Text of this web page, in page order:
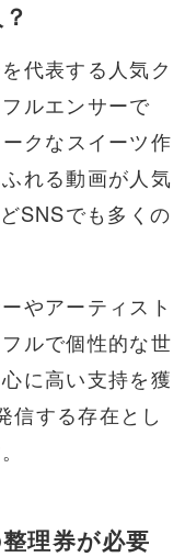
代表する人気ク
ルエンサーで
クなスイーツ作
れる動画が人気
SNSでも多くの
やアーティスト
ルで個性的な世
に高い支持を獲
信する存在とし
理券が必要